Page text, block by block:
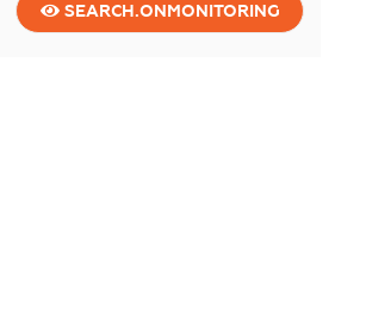
SEARCH.ONMONITORING